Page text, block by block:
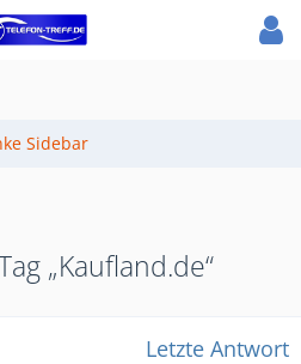
„Kaufland.de“
Letzte Antwort